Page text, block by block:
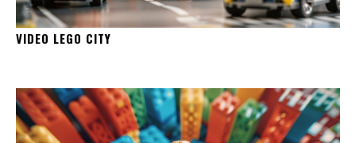
VIDEO LEGO CITY